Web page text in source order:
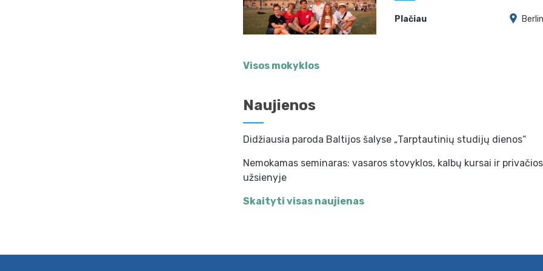
Plačiau Berlin
Visos mokyklos
Naujienos
Didžiausia paroda Baltijos šalyse „Tarptautinių studijų dienos“
Nemokamas seminaras: vasaros stovyklos, kalbų kursai ir
užsienyje
Skaityti visas naujienas